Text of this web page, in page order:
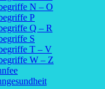
N – O
P
Q – R
S
T – V
W – Z